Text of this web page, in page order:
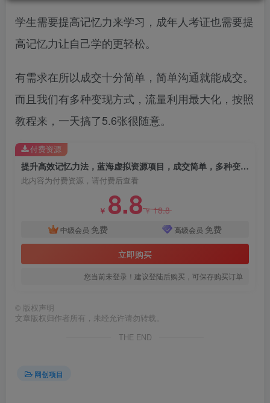
学生需要提高记忆力来学习，成年人考证也需要提
高记忆力让自己学的更轻松。
有需求在所以成交十分简单，简单沟通就能成交。
而且我们有多种变现方式，流量利用最大化，按照
教程来，一天搞了5.6张很随意。
提升高效记忆力法，蓝海虚拟资源项目，成交简单，多种变现方式，月入过万
此内容为付费资源，请付费后查看
￥ 8.8￥18.8
中级会员 免费 高级会员 免费
立即购买
您当前未登录！建议登陆后购买，可保存购买订单
付费资源
© 版权声明
文章版权归作者所有，未经允许请勿转载。
THE END
网创项目